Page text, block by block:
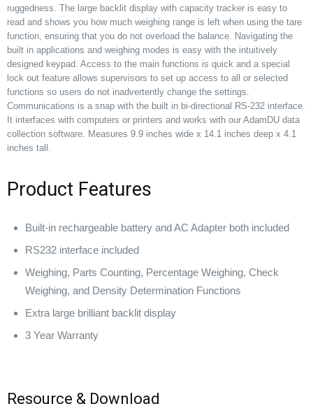
ruggedness. The large backlit display with capacity tracker is easy to
read and shows you how much weighing range is left when using the tare
function, ensuring that you do not overload the balance. Navigating the
built in applications and weighing modes is easy with the intuitively
designed keypad. Access to the main functions is quick and a special
lock out feature allows supervisors to set up access to all or selected
functions so users do not inadvertently change the settings.
Communications is a snap with the built in bi-directional RS-232 interface.
It interfaces with computers or printers and works with our AdamDU data
collection software. Measures 9.9 inches wide x 14.1 inches deep x 4.1
inches tall.
Product Features
Built-in rechargeable battery and AC Adapter both included
RS232 interface included
Weighing, Parts Counting, Percentage Weighing, Check
Weighing, and Density Determination Functions
Extra large brilliant backlit display
3 Year Warranty
Resource & Download